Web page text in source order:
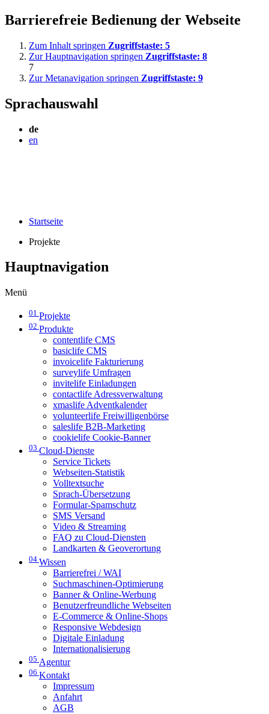
Barrierefreie Bedienung der Webseite
Zum Inhalt springen Zugriffstaste: 5
Zur Hauptnavigation springen Zugriffstaste: 8
7
Zur Metanavigation springen Zugriffstaste: 9
Sprachauswahl
de
en
Startseite
Projekte
Hauptnavigation
Menü
01 Projekte
02 Produkte
contentlife CMS
basiclife CMS
invoicelife Fakturierung
surveylife Umfragen
invitelife Einladungen
contactlife Adressverwaltung
xmaslife Adventkalender
volunteerlife Freiwilligenbörse
saleslife B2B-Marketing
cookielife Cookie-Banner
03 Cloud-Dienste
Service Tickets
Webseiten-Statistik
Volltextsuche
Sprach-Übersetzung
Formular-Spamschutz
SMS Versand
Video & Streaming
FAQ zu Cloud-Diensten
Landkarten & Geoverortung
04 Wissen
Barrierefrei / WAI
Suchmaschinen-Optimierung
Banner & Online-Werbung
Benutzerfreundliche Webseiten
E-Commerce & Online-Shops
Responsive Webdesign
Digitale Einladung
Internationalisierung
05 Agentur
06 Kontakt
Impressum
Anfahrt
AGB